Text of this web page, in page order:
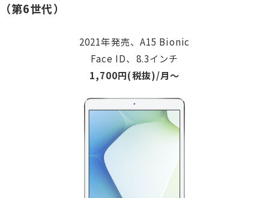
（第6世代）
2021年発売、A15 Bionic
Face ID、8.3インチ
1,700円(税抜)/月〜